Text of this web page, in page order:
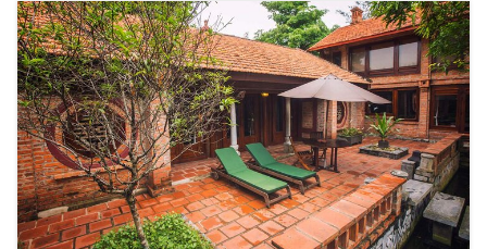
hoặc sự kiện doanh nghiệp.